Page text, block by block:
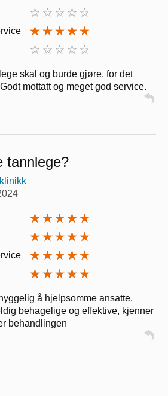
skal og burde gjøre, for det
mottatt og meget god service.
tannlege?
å hjelpsomme ansatte.
behagelige og effektive, kjenner
behandlingen